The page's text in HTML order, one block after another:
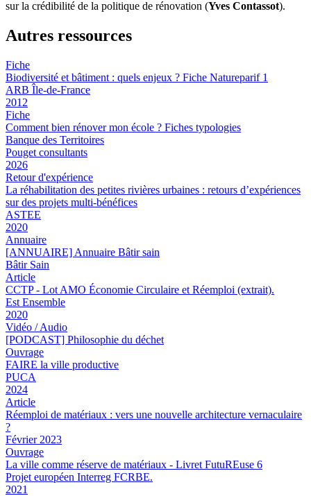
sur la crédibilité de la politique de rénovation (Yves Contassot).
Autres ressources
Fiche
Biodiversité et bâtiment : quels enjeux ? Fiche Natureparif 1
ARB Île-de-France
2012
Fiche
Comment bien rénover mon école ? Fiches typologies
Banque des Territoires
Pouget consultants
2026
Retour d'expérience
La réhabilitation des petites rivières urbaines : retours d’expériences
sur des projets multi-bénéfices
ASTEE
2020
Annuaire
[ANNUAIRE] Annuaire Bâtir sain
Bâtir Sain
Article
CCTP - Lot AMO Économie Circulaire et Réemploi (extrait).
Est Ensemble
2020
Vidéo / Audio
[PODCAST] Philosophie du déchet
Ouvrage
FAIRE la ville productive
PUCA
2024
Article
Réemploi de matériaux : vers une nouvelle architecture vernaculaire
?
Février 2023
Ouvrage
La ville comme réserve de matériaux - Livret FutuREuse 6
Projet européen Interreg FCRBE.
2021